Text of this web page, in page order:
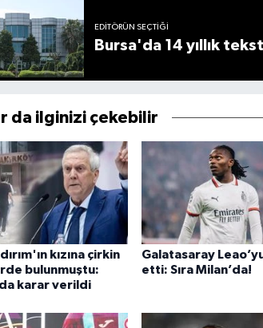
EDITÖRÜN SEÇTIĞI
Bursa'da 14 yıllık
da ilginizi çekebilir
kızına çirkin
bulunmuştu:
karar verildi
Galatasaray
etti: Sıra Milan’da!